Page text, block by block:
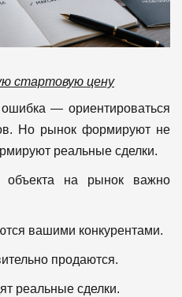
стартовую цену
— ориентироваться
Но рынок формируют не
реальные сделки.
объекта на рынок важно
вашими конкурентами.
продаются.
реальные сделки.